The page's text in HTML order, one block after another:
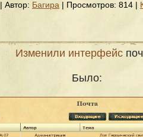
| Автор: Багира | Просмотров: 814 |
Изменили интерфейс
Было: